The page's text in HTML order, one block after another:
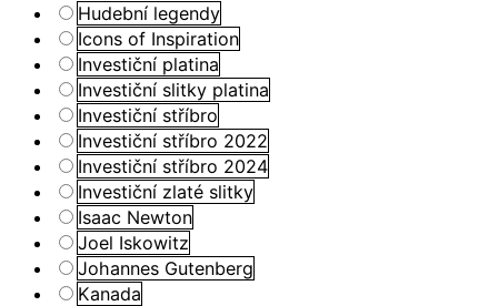
Hudební legendy
Icons of Inspiration
Investiční platina
Investiční slitky platina
Investiční stříbro
Investiční stříbro 2022
Investiční stříbro 2024
Investiční zlaté slitky
Isaac Newton
Joel Iskowitz
Johannes Gutenberg
Kanada